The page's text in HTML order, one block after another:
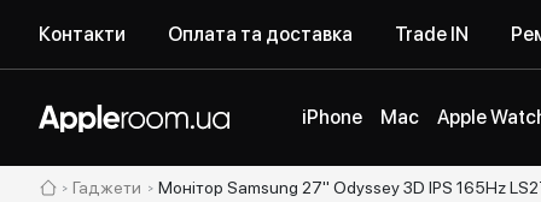
Контакти Оплата та доставка Trade IN
iPhone Mac Apple
Гаджети Монітор Samsung 27" Odyssey 3D IPS 165Hz